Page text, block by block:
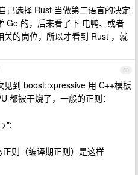
己选择 Rust 当做第二语言的决定
Go 的，后来看了下 电鸭、或者
的岗位，所以才看到 Rust ，就
50
到 boost::xpressive 用 C++模板
都被干烧了，一般的正则：
则（编译期正则）是这样